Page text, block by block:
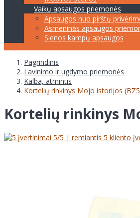
Vaikų apsaugos priemonės
Apsaugos nuo pirštų
Asmeninės apsaugos
Sienos kampų apsaugos
Pagrindinis
Lavinimo ir ugdymo priemonės
Kalba, atmintis
Kortelių rinkinys Mojo istorijos
Kortelių rinkinys
5/5 | remiantis 5 kliento